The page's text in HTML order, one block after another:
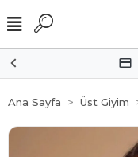
Ana Sayfa Üst Giyim